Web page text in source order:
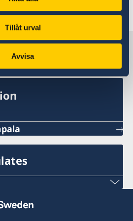
Tillåt urval
Avvisa
Schengen.
African